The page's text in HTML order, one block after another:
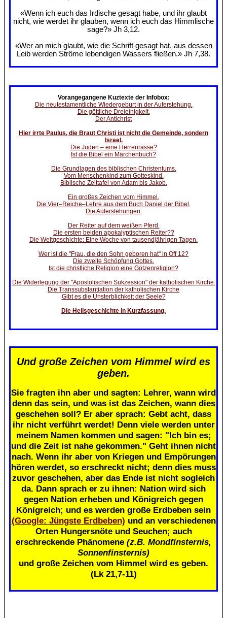
«Wenn ich euch das Irdische gesagt habe, und ihr glaubt
nicht, wie werdet ihr glauben, wenn ich euch das Himmlische
sage?» Jh 3,12.
«Wer an mich glaubt, wie die Schrift gesagt hat, aus dessen
Leib werden Ströme lebendigen Wassers fließen.» Jh 7,38.
Vorangegangene Kuztexte der Infobox:
Die neutestamentliche Wiedergeburt in der Auferstehung.
Die göttliche Dreieinigkeit.
Der Antichrist
Hier irrte Paulus, die Braut Christi ist nicht die Gemeinde, sondern
Israel.
Die Juden – eine Herrenrasse?
Ist die Bibel ein Märchenbuch?
Die Grundlagen des biblischen Christentums.
Vom Menschenkind zum Gotteskind.
Biblische Zeittafel von Adam bis Jakob.
Ein großes Zeichen vom Himmel.
Die Vier–Reiche–Lehre aus dem Buch Daniel der Bibel.
Die Auferstehungen.
Der Reiter auf dem weißen Pferd.
Die ersten beiden apokalyptischen Reiter??
Die Weltgeschichte: Eine Woche von tausendjährigen Tagen.
Wer ist die "Frau, die den Sohn geboren hat" in Off 12?
Die zweite Schöpfung Gottes.
Ist die christliche Religion eine Götzenreligion?
Die Widerlegung der "Apostolischen Sukzession" der katholischen Kirche.
Die Transsubstantiation der katholischen Kirche
Gibt es die Unsterblichkeit der Seele?
Die Heilsgeschichte in Kurzfassung.
Und große Zeichen vom Himmel wird es
geben.
Sie fragten ihn aber und sagten: Lehrer, wann wird
denn das sein, und was ist das Zeichen, wann dies
geschehen soll? Er aber sprach: Gebt acht, dass
ihr nicht verführt werdet! Denn viele werden unter
meinem Namen kommen und sagen: "Ich bin es;
und die Zeit ist nahe gekommen." Geht ihnen nicht
nach. Wenn ihr aber von Kriegen und Empörungen
hören werdet, so erschreckt nicht; denn dies muss
zuvor geschehen, aber das Ende ist nicht sogleich
da. Dann sprach er zu ihnen: Nation wird sich
gegen Nation erheben und Königreich gegen
Königreich; und es werden große Erdbeben sein
(Google: Jüngste Erdbeben) und an verschiedenen
Orten Hungersnöte und Seuchen; auch
erschreckende Phänomene (z.B. Mondfinsternis,
Sonnenfinsternis)
und große Zeichen vom Himmel wird es geben.
(Lk 21,7-11)